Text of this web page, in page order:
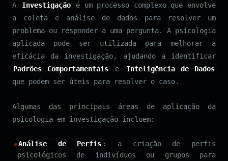
A Investigação
é um processo complexo que envolve
a coleta e análise de dados para resolver um
problema ou responder a uma pergunta. A psicologia
aplicada pode ser utilizada para melhorar a
eficácia da investigação, ajudando a identificar
Padrões Comportamentais
e
Inteligência de Dados
que podem ser úteis para resolver o caso.
Algumas das principais áreas de aplicação da
psicologia em investigação incluem:
Análise de Perfis : a criação de perfis
psicológicos de indivíduos ou grupos para